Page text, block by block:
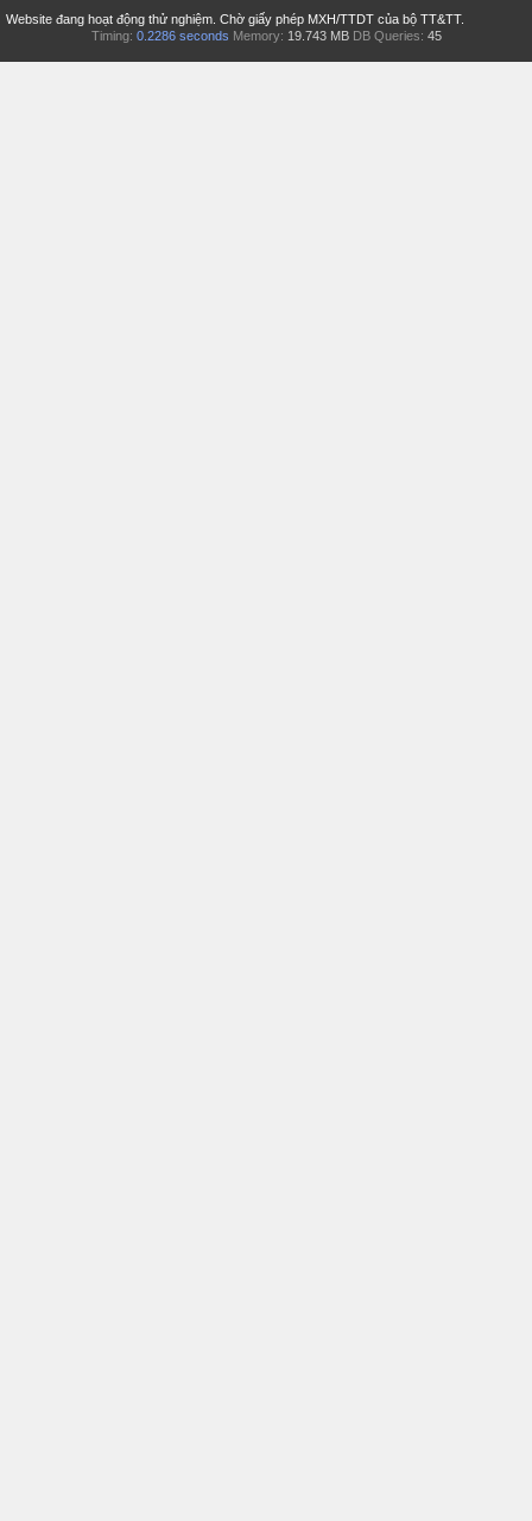
Website đang hoạt động thử nghiệm. Chờ giấy phép MXH/TTDT của bộ TT&TT.
Timing: 0.2286 seconds Memory: 19.743 MB DB Queries: 45